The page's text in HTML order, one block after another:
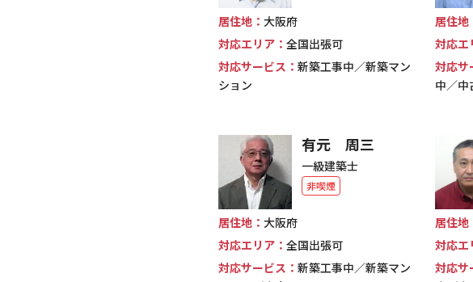
居住地： 大阪府
対応エリア： 全国出張可
対応サービス： 新築工事中／新築マン
ション
居住地
対応エ
対応サ
中／中
有元 周三
一級建築士
非喫煙
居住地： 大阪府
対応エリア： 全国出張可
対応サービス： 新築工事中／新築マン
居住地
対応エ
対応サ